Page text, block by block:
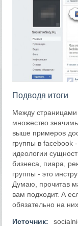
Подводя итоги
Между
множество
выше примеров
группы в facebook
идеологии
бизнеса, пиара,
группы - это
Думаю, прочитав
вам подходит. А
обязательно на
Источник: